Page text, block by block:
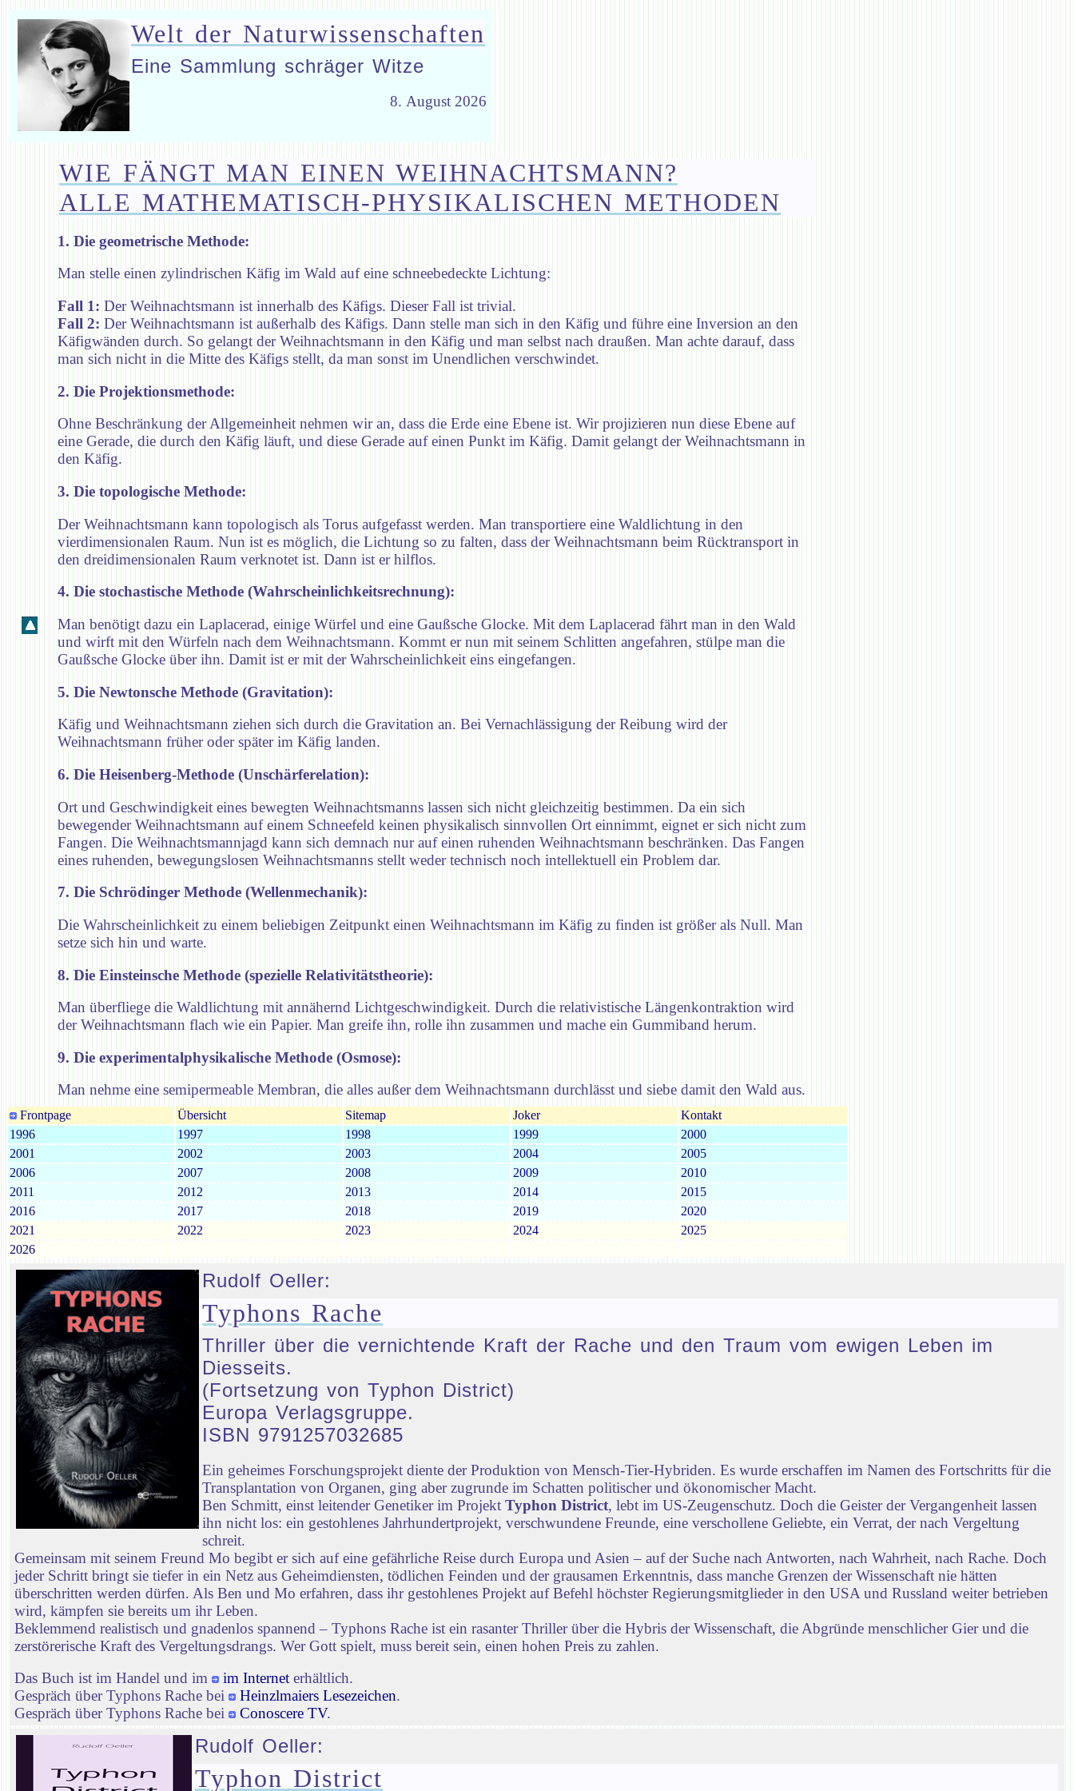
Welt der Naturwissenschaften
Eine Sammlung schräger Witze
8. August 2026
WIE FÄNGT MAN EINEN WEIHNACHTSMANN?
ALLE MATHEMATISCH-PHYSIKALISCHEN METHODEN
1. Die geometrische Methode:
Man stelle einen zylindrischen Käfig im Wald auf eine schneebedeckte Lichtung:
Fall 1: Der Weihnachtsmann ist innerhalb des Käfigs. Dieser Fall ist trivial.
Fall 2: Der Weihnachtsmann ist außerhalb des Käfigs. Dann stelle man sich in den Käfig und führe eine Inversion an den
Käfigwänden durch. So gelangt der Weihnachtsmann in den Käfig und man selbst nach draußen. Man achte darauf, dass
man sich nicht in die Mitte des Käfigs stellt, da man sonst im Unendlichen verschwindet.
2. Die Projektionsmethode:
Ohne Beschränkung der Allgemeinheit nehmen wir an, dass die Erde eine Ebene ist. Wir projizieren nun diese Ebene auf
eine Gerade, die durch den Käfig läuft, und diese Gerade auf einen Punkt im Käfig. Damit gelangt der Weihnachtsmann in
den Käfig.
3. Die topologische Methode:
Der Weihnachtsmann kann topologisch als Torus aufgefasst werden. Man transportiere eine Waldlichtung in den
vierdimensionalen Raum. Nun ist es möglich, die Lichtung so zu falten, dass der Weihnachtsmann beim Rücktransport in
den dreidimensionalen Raum verknotet ist. Dann ist er hilflos.
4. Die stochastische Methode (Wahrscheinlichkeitsrechnung):
Man benötigt dazu ein Laplacerad, einige Würfel und eine Gaußsche Glocke. Mit dem Laplacerad fährt man in den Wald
und wirft mit den Würfeln nach dem Weihnachtsmann. Kommt er nun mit seinem Schlitten angefahren, stülpe man die
Gaußsche Glocke über ihn. Damit ist er mit der Wahrscheinlichkeit eins eingefangen.
5. Die Newtonsche Methode (Gravitation):
Käfig und Weihnachtsmann ziehen sich durch die Gravitation an. Bei Vernachlässigung der Reibung wird der
Weihnachtsmann früher oder später im Käfig landen.
6. Die Heisenberg-Methode (Unschärferelation):
Ort und Geschwindigkeit eines bewegten Weihnachtsmanns lassen sich nicht gleichzeitig bestimmen. Da ein sich
bewegender Weihnachtsmann auf einem Schneefeld keinen physikalisch sinnvollen Ort einnimmt, eignet er sich nicht zum
Fangen. Die Weihnachtsmannjagd kann sich demnach nur auf einen ruhenden Weihnachtsmann beschränken. Das Fangen
eines ruhenden, bewegungslosen Weihnachtsmanns stellt weder technisch noch intellektuell ein Problem dar.
7. Die Schrödinger Methode (Wellenmechanik):
Die Wahrscheinlichkeit zu einem beliebigen Zeitpunkt einen Weihnachtsmann im Käfig zu finden ist größer als Null. Man
setze sich hin und warte.
8. Die Einsteinsche Methode (spezielle Relativitätstheorie):
Man überfliege die Waldlichtung mit annähernd Lichtgeschwindigkeit. Durch die relativistische Längenkontraktion wird
der Weihnachtsmann flach wie ein Papier. Man greife ihn, rolle ihn zusammen und mache ein Gummiband herum.
9. Die experimentalphysikalische Methode (Osmose):
Man nehme eine semipermeable Membran, die alles außer dem Weihnachtsmann durchlässt und siebe damit den Wald aus.
Frontpage Übersicht Sitemap Joker
Kontakt
1996
1997 1998 1999
2000
2001
2002 2003 2004
2005
2006
2007 2008 2009
2010
2011
2012 2013 2014
2015
2016
2017 2018 2019
2020
2021
2022 2023 2024
2025
2026
Rudolf Oeller:
Typhons Rache
Thriller über die vernichtende Kraft der Rache und den Traum vom ewigen Leben im
Diesseits.
(Fortsetzung von Typhon District)
Europa Verlagsgruppe.
ISBN 9791257032685
Ein geheimes Forschungsprojekt diente der Produktion von Mensch-Tier-Hybriden. Es wurde erschaffen im Namen des Fortschritts für die
Transplantation von Organen, ging aber zugrunde im Schatten politischer und ökonomischer Macht.
Ben Schmitt, einst leitender Genetiker im ProjektTyphon District, lebt im US-Zeugenschutz. Doch die Geister der Vergangenheit lassen
ihn nicht los: ein gestohlenes Jahrhundertprojekt, verschwundene Freunde, eine verschollene Geliebte, ein Verrat, der nach Vergeltung
schreit.
Gemeinsam mit seinem Freund Mo begibt er sich auf eine gefährliche Reise durch Europa und Asien – auf der Suche nach Antworten, nach Wahrheit, nach Rache. Doch
jeder Schritt bringt sie tiefer in ein Netz aus Geheimdiensten, tödlichen Feinden und der grausamen Erkenntnis, dass manche Grenzen der Wissenschaft nie hätten
überschritten werden dürfen. Als Ben und Mo erfahren, dass ihr gestohlenes Projekt auf Befehl höchster Regierungsmitglieder in den USA und Russland weiter betrieben
wird, kämpfen sie bereits um ihr Leben.
Beklemmend realistisch und gnadenlos spannend – Typhons Rache ist ein rasanter Thriller über die Hybris der Wissenschaft, die Abgründe menschlicher Gier und die
zerstörerische Kraft des Vergeltungsdrangs. Wer Gott spielt, muss bereit sein, einen hohen Preis zu zahlen.
Das Buch ist im Handel und im
im Internet erhältlich.
Gespräch über Typhons Rache bei
Heinzlmaiers Lesezeichen.
Gespräch über Typhons Rache bei
Conoscere TV.
Rudolf Oeller:
Typhon District